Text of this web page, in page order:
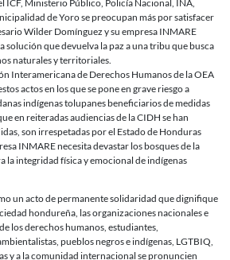
ICF, Ministerio Público, Policía Nacional, INA,
de Yoro se preocupan más por satisfacer
Wilder Domínguez y su empresa INMARE
solución que devuelva la paz a una tribu que busca
naturales y territoriales.
Interamericana de Derechos Humanos de la OEA
actos en los que se pone en grave riesgo a
indígenas tolupanes beneficiarios de medidas
en reiteradas audiencias de la CIDH se han
son irrespetadas por el Estado de Honduras
INMARE necesita devastar los bosques de la
la integridad física y emocional de indígenas
un acto de permanente solidaridad que dignifique
hondureña, las organizaciones nacionales e
los derechos humanos, estudiantes,
pueblos negros e indígenas, LGTBIQ,
y a la comunidad internacional se pronuncien